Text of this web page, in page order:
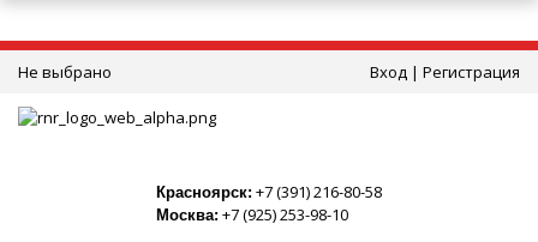
Не выбрано Вход | Регистрация
Красноярск: +7 (391) 216-80-58
Москва: +7 (925) 253-98-10